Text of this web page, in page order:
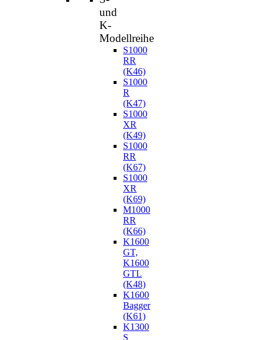
und
K-
Modellreihe
S1000
RR
(K46)
S1000
R
(K47)
S1000
XR
(K49)
S1000
RR
(K67)
S1000
XR
(K69)
M1000
RR
(K66)
K1600
GT,
K1600
GTL
(K48)
K1600
Bagger
(K61)
K1300
S